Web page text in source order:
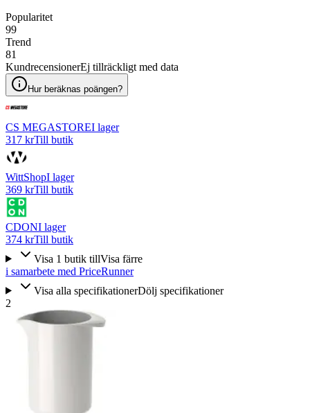
Popularitet
99
Trend
81
KundrecensionerEj tillräckligt med data
Hur beräknas poängen?
CS MEGASTOREI lager
317 krTill butik
WittShopI lager
369 krTill butik
CDONI lager
374 krTill butik
Visa 1 butik tillVisa färre
i samarbete med PriceRunner
Visa alla specifikationerDölj specifikationer
2